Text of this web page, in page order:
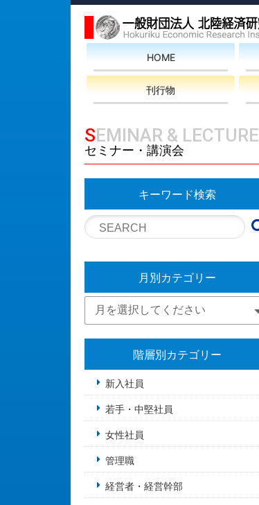
HOME
刊行物
SEMINAR & LECTURE
セミナー・講演会
キーワード検索
月別カテゴリー
階層別カテゴリー
新入社員
若手・中堅社員
女性社員
管理職
経営者・経営幹部